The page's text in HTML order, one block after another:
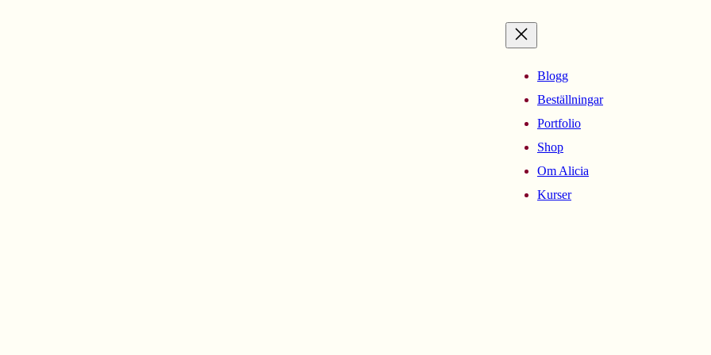
Blogg
Beställningar
Portfolio
Shop
Om Alicia
Kurser